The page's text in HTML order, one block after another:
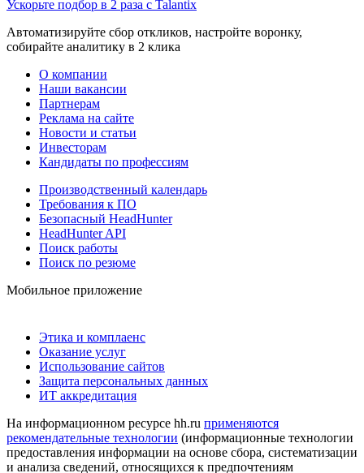
Ускорьте подбор в 2 раза с Talantix
Автоматизируйте сбор откликов, настройте воронку,
собирайте аналитику в 2 клика
О компании
Наши вакансии
Партнерам
Реклама на сайте
Новости и статьи
Инвесторам
Кандидаты по профессиям
Производственный календарь
Требования к ПО
Безопасный HeadHunter
HeadHunter API
Поиск работы
Поиск по резюме
Мобильное приложение
Этика и комплаенс
Оказание услуг
Использование сайтов
Защита персональных данных
ИТ аккредитация
На информационном ресурсе hh.ru применяются
рекомендательные технологии (информационные технологии
предоставления информации на основе сбора, систематизации
и анализа сведений, относящихся к предпочтениям